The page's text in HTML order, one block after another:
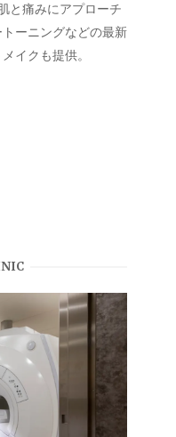
と痛みにアプローチ
ーニングなどの最新
イクも提供。